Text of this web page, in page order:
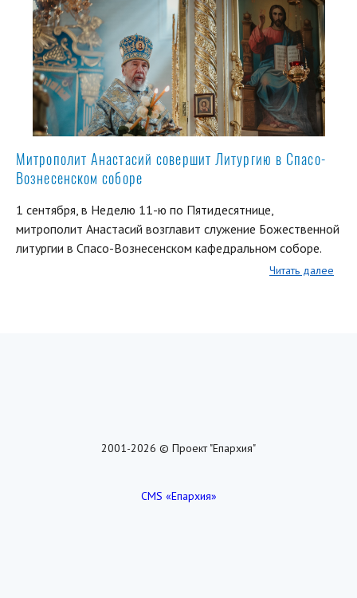
Митрополит Анастасий совершит Литургию в Спасо-
Вознесенском соборе
1 сентября, в Неделю 11-ю по Пятидесятнице,
митрополит Анастасий возглавит служение Божественной
литургии в Спасо-Вознесенском кафедральном соборе.
Читать далее
2001-2026 © Проект "Епархия"
CMS «Епархия»